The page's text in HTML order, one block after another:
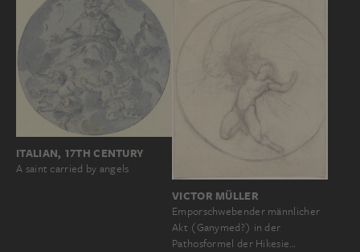
ITALIAN, 17TH CENTURY
A saint carried by angels
VICTOR MÜLLER
Emporschwebender männlicher
Akt (Ganymed?) in der
Pathosformel der Hikesie…